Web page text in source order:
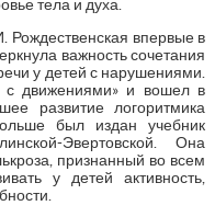
тела и духа.
Рождественская впервые в
важность сочетания
у детей с нарушениями.
с движениями» и вошел в
развитие логоритмика
был издан учебник
Эвертовской. Она
признанный во всем
у детей активность,